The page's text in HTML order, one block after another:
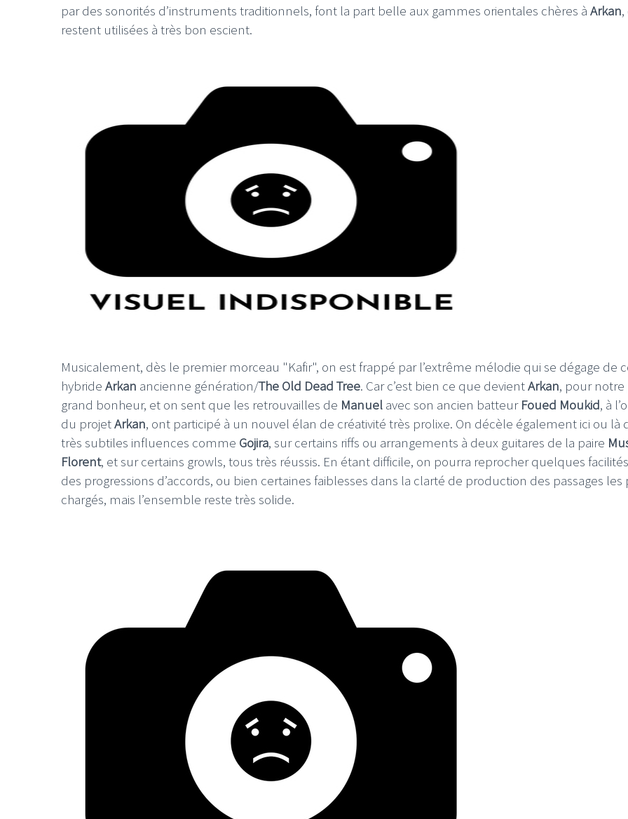
par des sonorités d’instruments traditionnels, font la part belle aux gammes orientales chères à Arkan
restent utilisées à très bon escient.
Musicalement, dès le premier morceau "Kafir", on est frappé par l’extrême mélodie qui se dégage de
hybride Arkan ancienne génération/The Old Dead Tree. Car c’est bien ce que devientArkan, pour notre
grand bonheur, et on sent que les retrouvailles de Manuel avec son ancien batteur Foued Moukid, à
du projetArkan, ont participé à un nouvel élan de créativité très prolixe. On décèle également ici ou là
très subtiles influences comme Gojira, sur certains riffs ou arrangements à deux guitares de la paire
Florent, et sur certains growls, tous très réussis. En étant difficile, on pourra reprocher quelques
des progressions d’accords, ou bien certaines faiblesses dans la clarté de production des passages les
chargés, mais l’ensemble reste très solide.
LE GROS RIFFIFI
LE GROS RIFFIFI –
Christmas Riffifi 2025 !!!
LE GROS RIFFIFI
LE GROS RIFFIFI – Surfin’
The Covers !!!
LE GROS RIFFIFI
LE GROS
Littératurock !!!